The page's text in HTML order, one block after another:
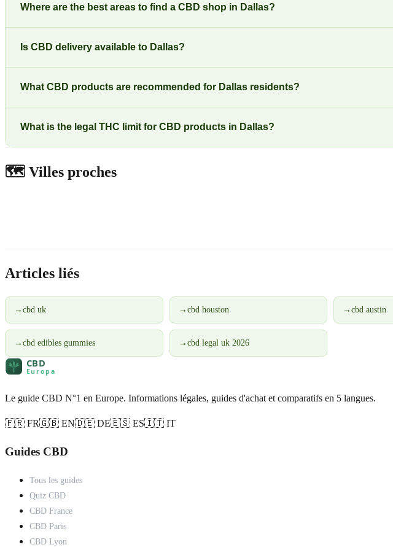
Where are the best areas to find a CBD shop in Dallas?
Is CBD delivery available to Dallas?
What CBD products are recommended for Dallas residents?
What is the legal THC limit for CBD products in Dallas?
🗺️ Villes proches
Articles liés
→ cbd uk → cbd houston →cbd austin
→ cbd edibles gummies → cbd legal uk 2026
Le guide CBD N°1 en Europe. Informations légales, guides d'achat et comparatifs en 5 langues.
🇫🇷 FR🇬🇧 EN🇩🇪 DE🇪🇸 ES🇮🇹 IT
Guides CBD
Tous les guides
Quiz CBD
CBD France
CBD Paris
CBD Lyon